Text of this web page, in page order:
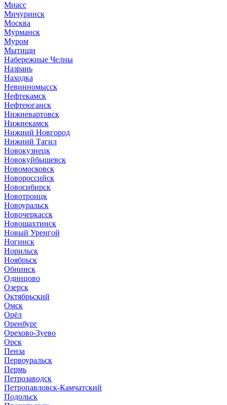
Миасс
Мичуринск
Москва
Мурманск
Муром
Мытищи
Набережные Челны
Назрань
Находка
Невинномысск
Нефтекамск
Нефтеюганск
Нижневартовск
Нижнекамск
Нижний Новгород
Нижний Тагил
Новокузнецк
Новокуйбышевск
Новомосковск
Новороссийск
Новосибирск
Новотроицк
Новоуральск
Новочеркасск
Новошахтинск
Новый Уренгой
Ногинск
Норильск
Ноябрьск
Обнинск
Одинцово
Озерск
Октябрьский
Омск
Орёл
Оренбург
Орехово-Зуево
Орск
Пенза
Первоуральск
Пермь
Петрозаводск
Петропавловск-Камчатский
Подольск